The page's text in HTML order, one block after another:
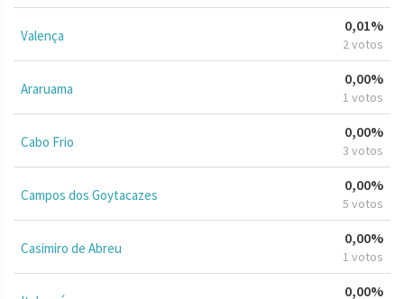
Valença
0,01%
2 votos
Araruama
0,00%
1 votos
Cabo Frio
0,00%
3 votos
Campos dos Goytacazes
0,00%
5 votos
Casimiro de Abreu
0,00%
1 votos
0,00%